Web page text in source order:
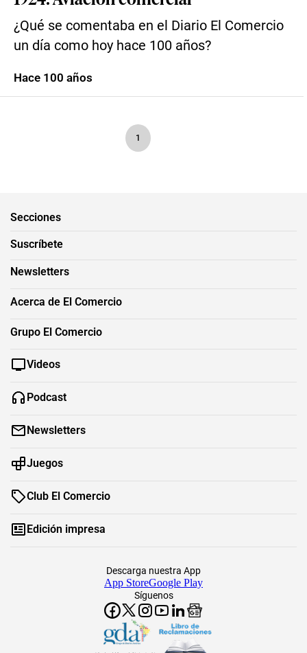
¿Qué se comentaba en el Diario El Comercio
un día como hoy hace 100 años?
Hace 100 años
1
Secciones
Suscríbete
Newsletters
Acerca de El Comercio
Grupo El Comercio
Videos
Podcast
Newsletters
Juegos
Club El Comercio
Edición impresa
Síguenos
Descarga nuestra App
App StoreGoogle Play